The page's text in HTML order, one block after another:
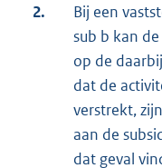
2.
Bij een
sub b kan
op de
dat de
verstrekt,
aan de
dat geval